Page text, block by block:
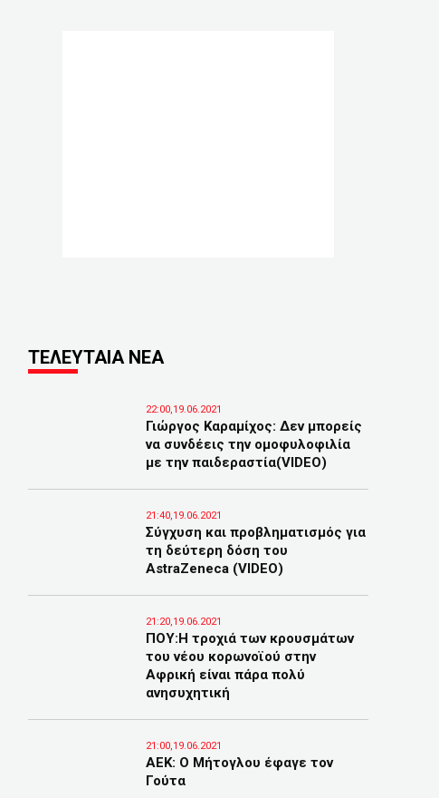
ΤΕΛΕΥΤΑΙΑ ΝΕΑ
22:00,19.06.2021
Γιώργος Καραμίχος: Δεν μπορείς
να συνδέεις την ομοφυλοφιλία
με την παιδεραστία(VIDEO)
21:40,19.06.2021
Σύγχυση και προβληματισμός για
τη δεύτερη δόση του
AstraZeneca (VIDEO)
21:20,19.06.2021
ΠΟΥ:Η τροχιά των κρουσμάτων
του νέου κορωνοϊού στην
Αφρική είναι πάρα πολύ
ανησυχητική
21:00,19.06.2021
ΑΕΚ: Ο Μήτογλου έφαγε τον
Γούτα